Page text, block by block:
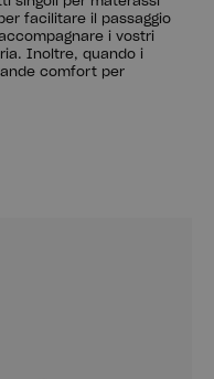
facilitare il passaggio
i vostri
Inoltre, quando i
comfort per